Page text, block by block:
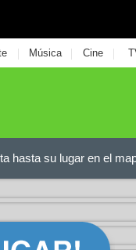
| Música | Cine |
hasta su lugar en el